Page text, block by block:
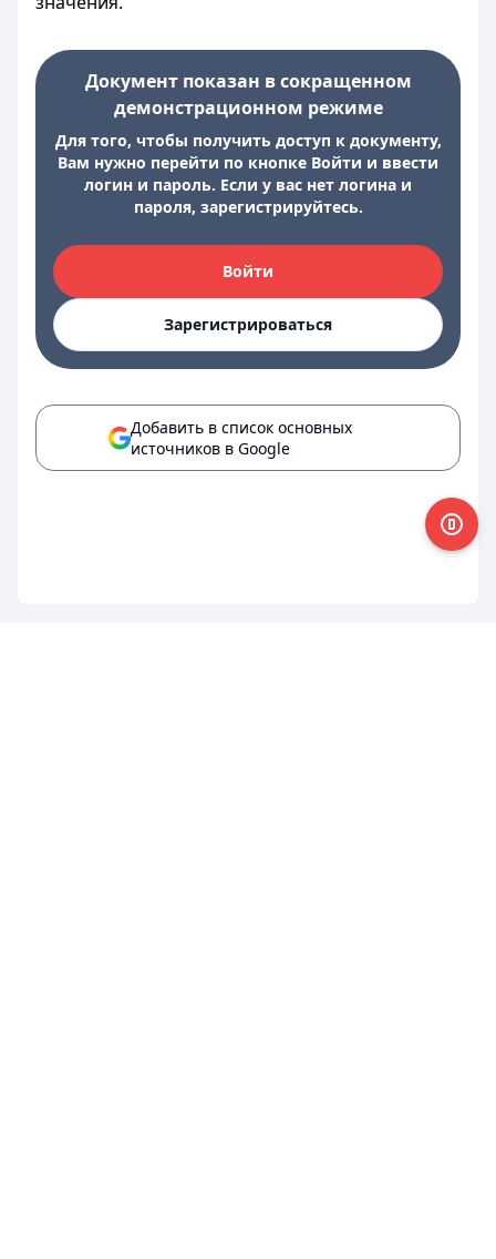
Документ показан в сокращенном
демонстрационном режиме
Для того, чтобы получить доступ к документу,
Вам нужно перейти по кнопке Войти и ввести
логин и пароль. Если у вас нет логина и
пароля, зарегистрируйтесь.
Войти
Зарегистрироваться
Добавить в список основных
источников в Google